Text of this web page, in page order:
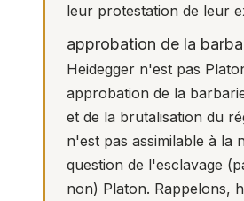
leur protestation de leur
approbation de la
Heidegger n'est pas
approbation de la
et de la brutalisation du
n'est pas assimilable à la
question de l'esclavage
non) Platon. Rappelons,